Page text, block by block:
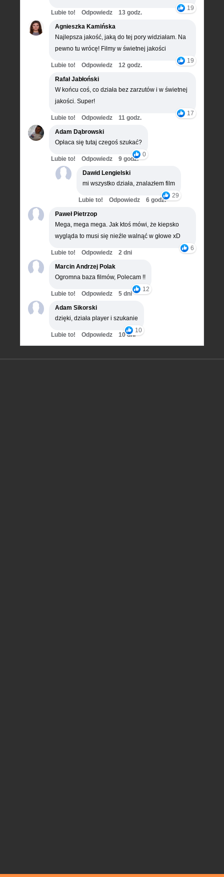
19
Lubie to! Odpowiedz
13 godz.
Agnieszka Kamińska
Najlepsza jakość, jaką do tej pory widziałam. Na
pewno tu wrócę! Filmy w świetnej jakości
19
Lubie to! Odpowiedz
12 godz.
Rafał Jabłoński
W końcu coś, co działa bez zarzutów i w świetnej
jakości. Super!
17
Lubie to! Odpowiedz
11 godz.
Adam Dąbrowski
Opłaca się tutaj czegoś szukać?
0
Lubie to! Odpowiedz
9 godz.
Dawid Lengielski
mi wszystko działa, znalazłem film
29
Lubie to! Odpowiedz
6 godz.
Paweł Pietrzop
Mega, mega mega. Jak ktoś mówi, że kiepsko
wygląda to musi się nieźle walnąć w głowe xD
6
Lubie to! Odpowiedz
2 dni
Marcin Andrzej Polak
Ogromna baza filmów, Polecam !!
12
Lubie to! Odpowiedz
5 dni
Adam Sikorski
dzięki, działa player i szukanie
10
Lubie to! Odpowiedz 10 dni